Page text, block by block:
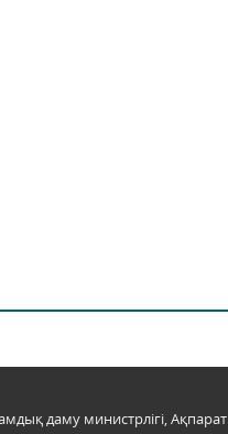
даму министрлігі, Ақпарат